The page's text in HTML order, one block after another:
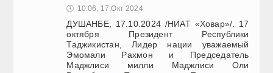
🕔 10:06, 17.Окт 2024
ДУШАНБЕ, 17.10.2024 /НИАТ «Ховар»/. 17
октября Президент Республики
Таджикистан, Лидер нации уважаемый
Эмомали Рахмон и Председатель
Маджлиси милли Маджлиси Оли